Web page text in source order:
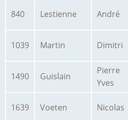
840 Lestienne André
1039 Martin Dimitri
1490 Guislain
Pierre
Yves
1639 Voeten Nicolas